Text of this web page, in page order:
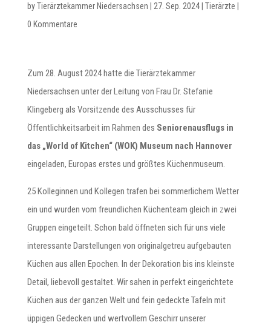
byTierärztekammer Niedersachsen 27. Sep. 2024| Tierärzte
0 Kommentare
Zum 28. August 2024 hatte die Tierärztekammer
Niedersachsen unter der Leitung von Frau Dr. Stefanie
Klingeberg als Vorsitzende des Ausschusses für
Öffentlichkeitsarbeit im Rahmen des Seniorenausflugs in
das „World of Kitchen“ (WOK) Museum nach Hannover
eingeladen, Europas erstes und größtes Küchenmuseum.
25 Kolleginnen und Kollegen trafen bei sommerlichem Wetter
ein und wurden vom freundlichen Küchenteam gleich in zwei
Gruppen eingeteilt. Schon bald öffneten sich für uns viele
interessante Darstellungen von originalgetreu aufgebauten
Küchen aus allen Epochen. In der Dekoration bis ins kleinste
Detail, liebevoll gestaltet. Wir sahen in perfekt eingerichtete
Küchen aus der ganzen Welt und fein gedeckte Tafeln mit
üppigen Gedecken und wertvollem Geschirr unserer